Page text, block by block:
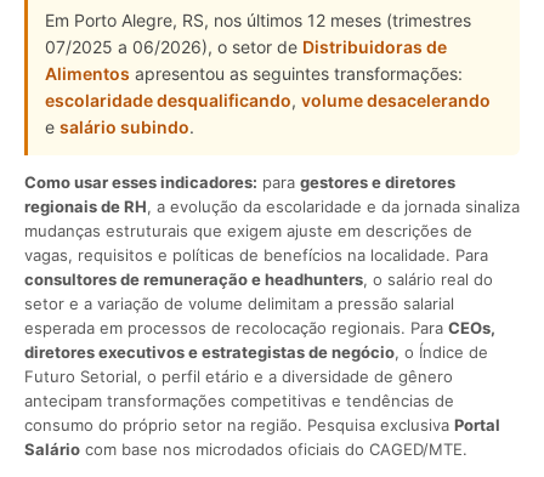
Em Porto Alegre, RS, nos últimos 12 meses (trimestres
07/2025 a 06/2026), o setor de Distribuidoras de
Alimentos apresentou as seguintes transformações:
escolaridade desqualificando, volume desacelerando
e salário subindo.
Como usar esses indicadores: para gestores e diretores
regionais de RH, a evolução da escolaridade e da jornada sinaliza
mudanças estruturais que exigem ajuste em descrições de
vagas, requisitos e políticas de benefícios na localidade. Para
consultores de remuneração e headhunters, o salário real do
setor e a variação de volume delimitam a pressão salarial
esperada em processos de recolocação regionais. Para CEOs,
diretores executivos e estrategistas de negócio, o Índice de
Futuro Setorial, o perfil etário e a diversidade de gênero
antecipam transformações competitivas e tendências de
consumo do próprio setor na região. Pesquisa exclusiva Portal
Salário com base nos microdados oficiais do CAGED/MTE.